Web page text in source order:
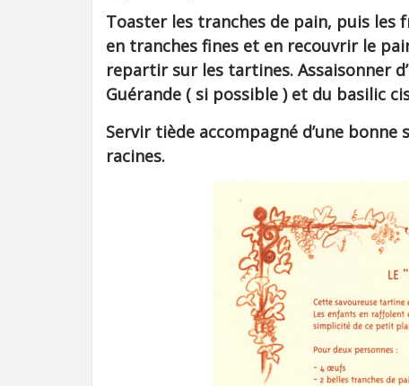
Toaster les tranches de pain, puis les
en tranches fines et en recouvrir le
repartir sur les tartines. Assaisonner
Guérande ( si possible ) et du basilic
Servir tiède accompagné d’une bonne
racines.